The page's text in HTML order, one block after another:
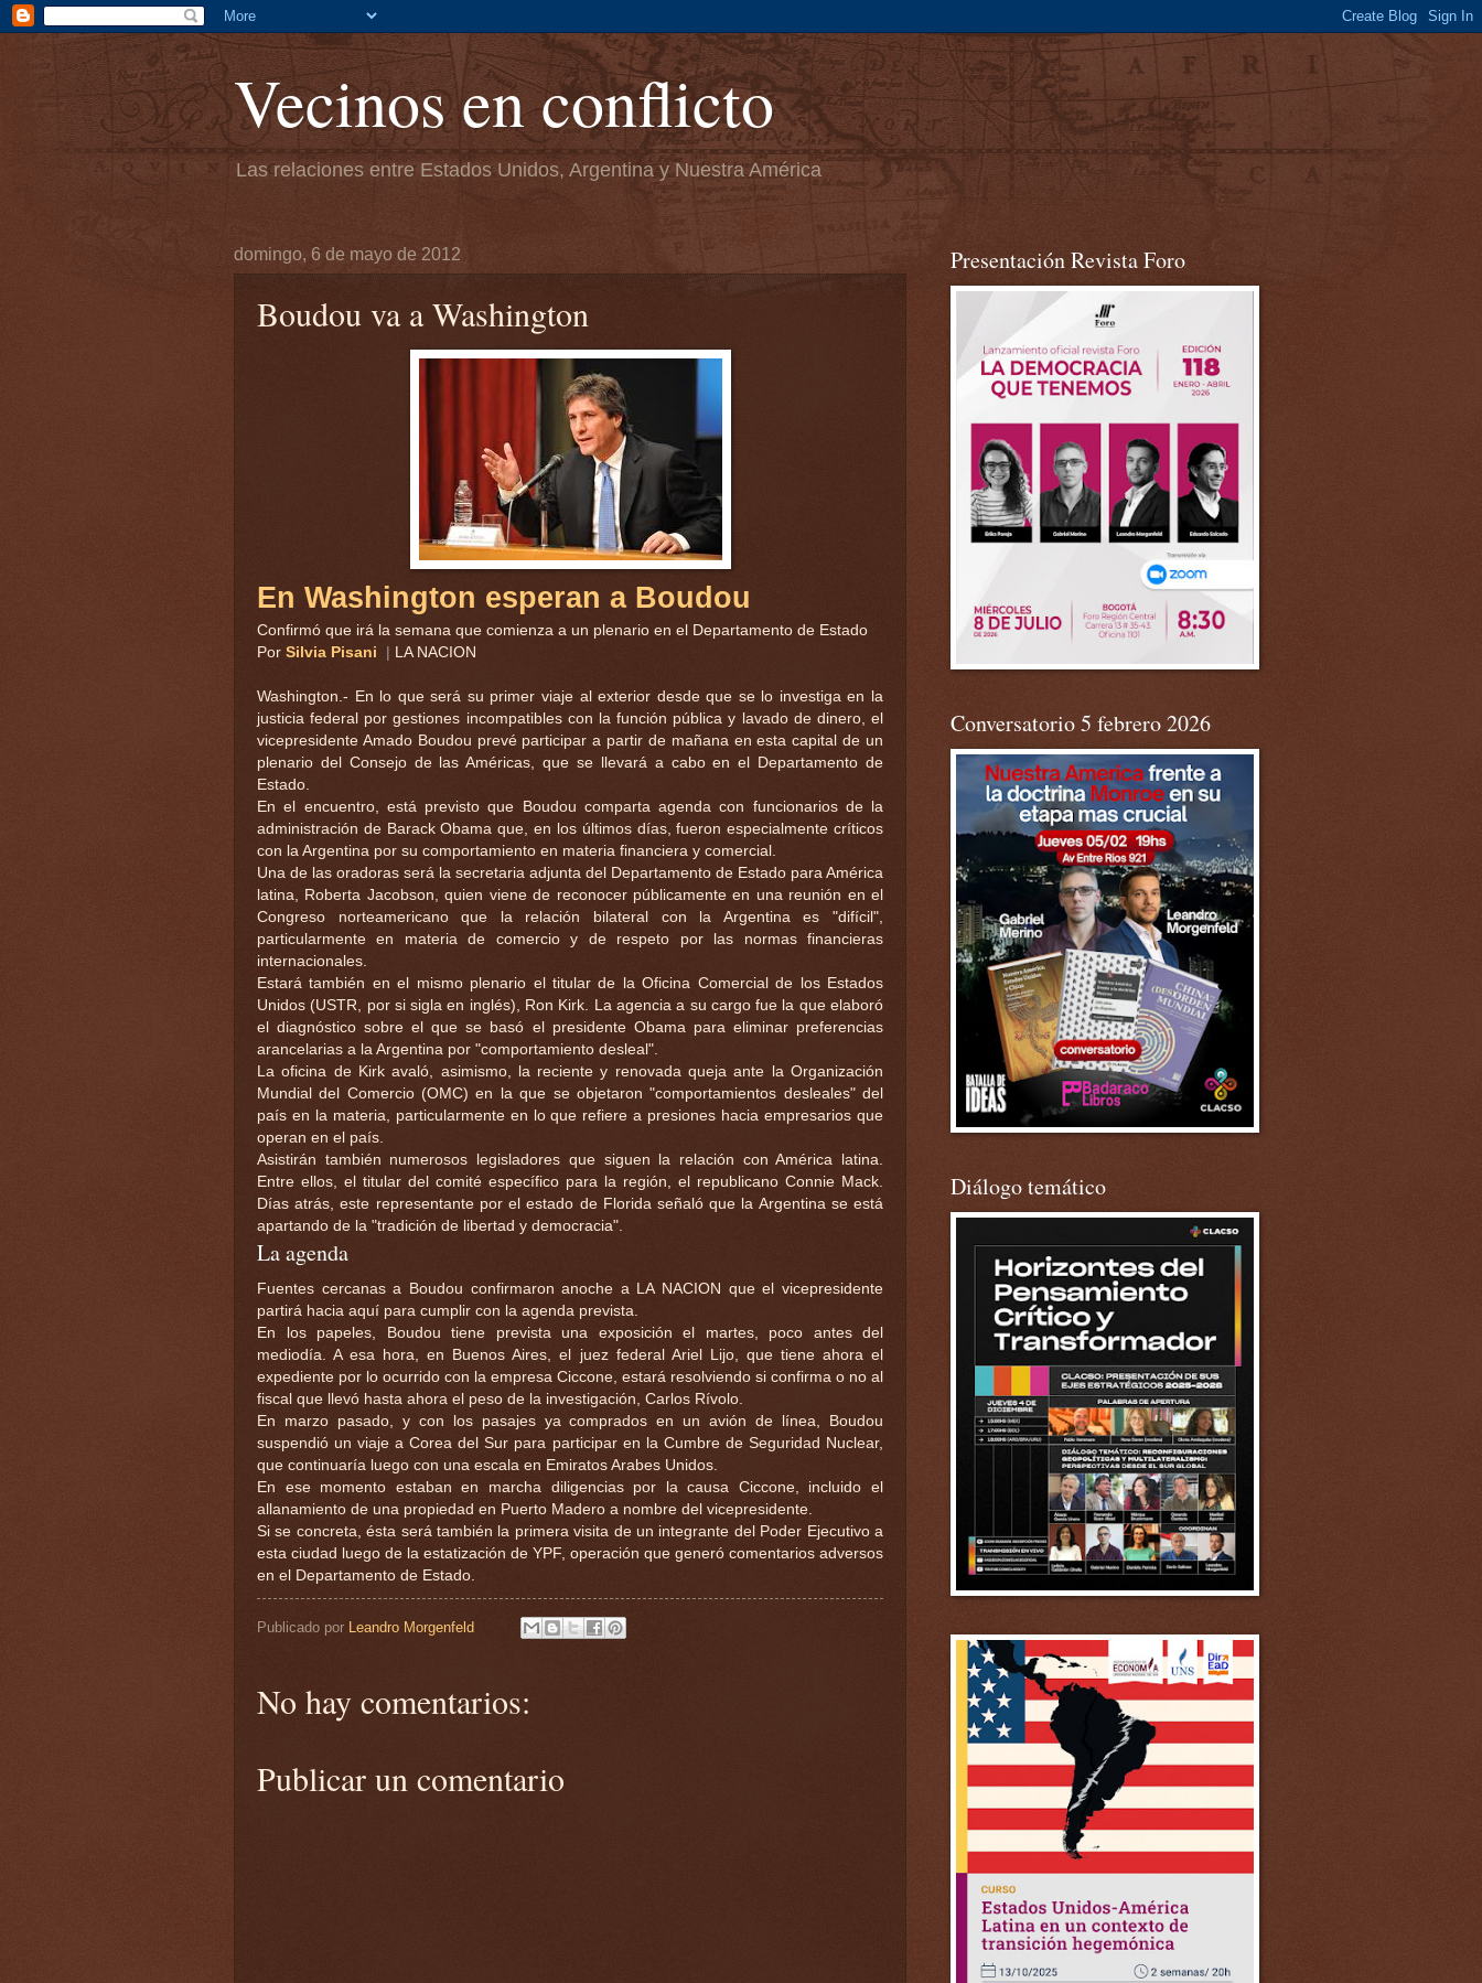
Vecinos en conflicto
Las relaciones entre Estados Unidos, Argentina y Nuestra América
domingo, 6 de mayo de 2012
Boudou va a Washington
En Washington esperan a Boudou
Confirmó que irá la semana que comienza a un plenario en el Departamento de Estado
Por Silvia Pisani LA NACION
Washington.- En lo que será su primer viaje al exterior desde que se lo investiga en la
justicia federal por gestiones incompatibles con la función pública y lavado de dinero, el
vicepresidente Amado Boudou prevé participar a partir de mañana en esta capital de un
plenario del Consejo de las Américas, que se llevará a cabo en el Departamento de
Estado.
En el encuentro, está previsto que Boudou comparta agenda con funcionarios de la
administración de Barack Obama que, en los últimos días, fueron especialmente críticos
con la Argentina por su comportamiento en materia financiera y comercial.
Una de las oradoras será la secretaria adjunta del Departamento de Estado para América
latina, Roberta Jacobson, quien viene de reconocer públicamente en una reunión en el
Congreso norteamericano que la relación bilateral con la Argentina es "difícil",
particularmente en materia de comercio y de respeto por las normas financieras
internacionales.
Estará también en el mismo plenario el titular de la Oficina Comercial de los Estados
Unidos (USTR, por si sigla en inglés), Ron Kirk. La agencia a su cargo fue la que elaboró
el diagnóstico sobre el que se basó el presidente Obama para eliminar preferencias
arancelarias a la Argentina por "comportamiento desleal".
La oficina de Kirk avaló, asimismo, la reciente y renovada queja ante la Organización
Mundial del Comercio (OMC) en la que se objetaron "comportamientos desleales" del
país en la materia, particularmente en lo que refiere a presiones hacia empresarios que
operan en el país.
Asistirán también numerosos legisladores que siguen la relación con América latina.
Entre ellos, el titular del comité específico para la región, el republicano Connie Mack.
Días atrás, este representante por el estado de Florida señaló que la Argentina se está
apartando de la "tradición de libertad y democracia".
La agenda
Fuentes cercanas a Boudou confirmaron anoche a LA NACION que el vicepresidente
partirá hacia aquí para cumplir con la agenda prevista.
En los papeles, Boudou tiene prevista una exposición el martes, poco antes del
mediodía. A esa hora, en Buenos Aires, el juez federal Ariel Lijo, que tiene ahora el
expediente por lo ocurrido con la empresa Ciccone, estará resolviendo si confirma o no al
fiscal que llevó hasta ahora el peso de la investigación, Carlos Rívolo.
En marzo pasado, y con los pasajes ya comprados en un avión de línea, Boudou
suspendió un viaje a Corea del Sur para participar en la Cumbre de Seguridad Nuclear,
que continuaría luego con una escala en Emiratos Arabes Unidos.
En ese momento estaban en marcha diligencias por la causa Ciccone, incluido el
allanamiento de una propiedad en Puerto Madero a nombre del vicepresidente.
Si se concreta, ésta será también la primera visita de un integrante del Poder Ejecutivo a
esta ciudad luego de la estatización de YPF, operación que generó comentarios adversos
en el Departamento de Estado.
Publicado por Leandro Morgenfeld
No hay comentarios:
Publicar un comentario
Presentación Revista Foro
Conversatorio 5 febrero 2026
Diálogo temático